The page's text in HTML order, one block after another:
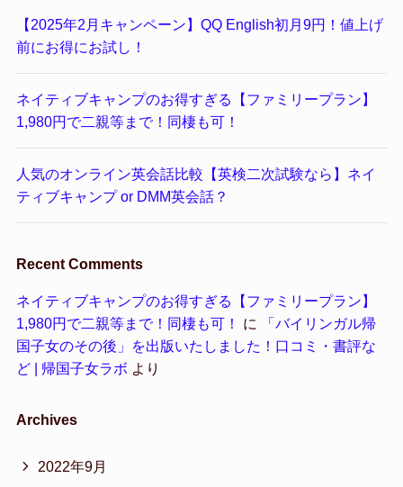
【2025年2月キャンペーン】QQ English初月9円！値上げ
前にお得にお試し！
ネイティブキャンプのお得すぎる【ファミリープラン】
1,980円で二親等まで！同棲も可！
人気のオンライン英会話比較【英検二次試験なら】ネイ
ティブキャンプ or DMM英会話？
Recent Comments
ネイティブキャンプのお得すぎる【ファミリープラン】
1,980円で二親等まで！同棲も可！
に
「バイリンガル帰
国子女のその後」を出版いたしました！口コミ・書評な
ど | 帰国子女ラボ より
Archives
2022年9月